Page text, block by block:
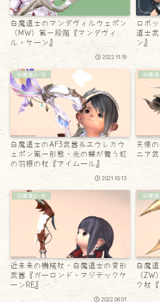
白魔道士のマンダヴィルウェポン
（MW）第一段階『マンダヴィ
ル・ケーン』
2022.11.19
ロボ
道士
ン』
白魔道士-杖
白魔道士のAF3武器＆エウレカウ
ェポン第一形態・光の蝶が舞う虹
の羽根の杖『アイムール』
2021.10.13
白魔
天使
ニア
白魔道士-杖
近未来の機械杖・白魔道士の変形
武器『ガーロンド・マジテックケ
ーンRE』
2022.06.01
白魔道
白魔
（
ク杖